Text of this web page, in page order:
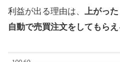
利益が出る理由は、 上がっ
自動で売買注文をしてもらえ